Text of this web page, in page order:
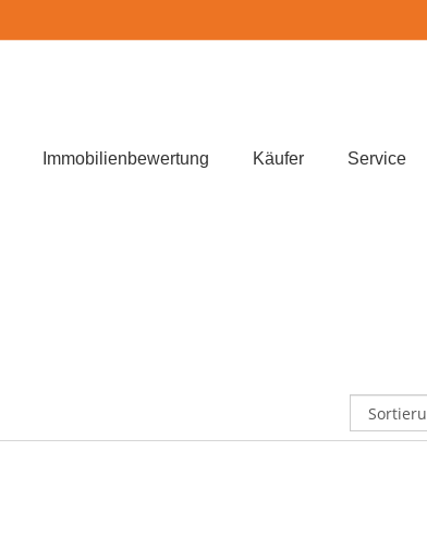
Immobilienbewertung Käufer Service